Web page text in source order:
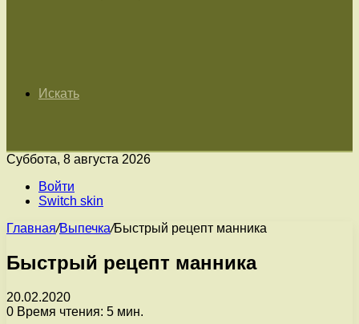
Искать
Суббота, 8 августа 2026
Войти
Switch skin
Главная/Выпечка/Быстрый рецепт манника
Быстрый рецепт манника
20.02.2020
0 Время чтения: 5 мин.